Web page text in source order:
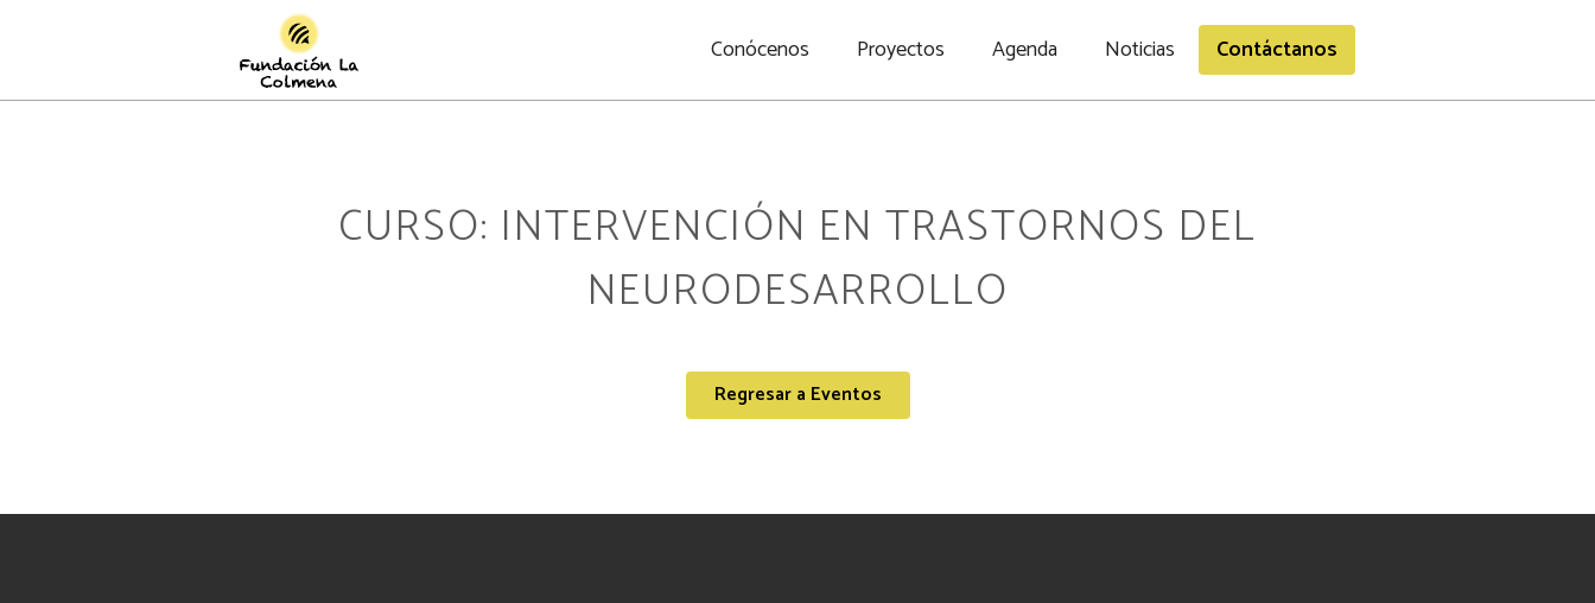
Conócenos Proyectos Agenda Noticias Contáctanos
CURSO: INTERVENCIÓN EN TRASTORNOS DEL
NEURODESARROLLO
Regresar a Eventos